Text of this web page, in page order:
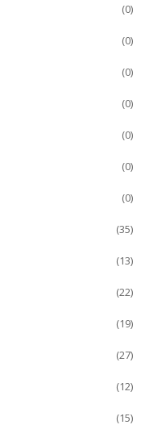
(0)
(0)
(0)
(0)
(0)
(0)
(0)
(35)
(13)
(22)
(19)
(27)
(12)
(15)